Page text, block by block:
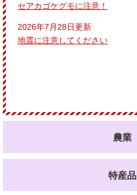
セアカゴケグモに注意！
2026年7月28日更新
地震に注意してください
農業
特産品